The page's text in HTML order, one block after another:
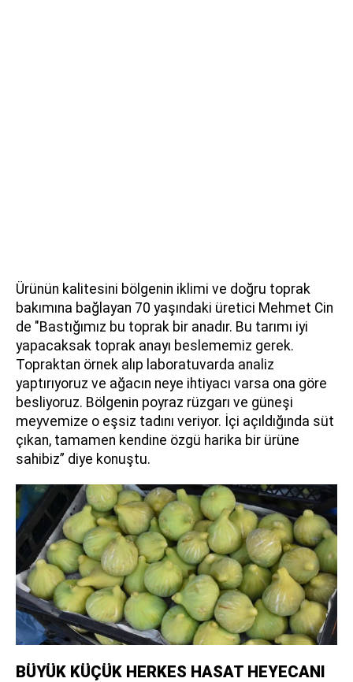
Ürünün kalitesini bölgenin iklimi ve doğru toprak
bakımına bağlayan 70 yaşındaki üretici Mehmet Cin
de "Bastığımız bu toprak bir anadır. Bu tarımı iyi
yapacaksak toprak anayı beslememiz gerek.
Topraktan örnek alıp laboratuvarda analiz
yaptırıyoruz ve ağacın neye ihtiyacı varsa ona göre
besliyoruz. Bölgenin poyraz rüzgarı ve güneşi
meyvemize o eşsiz tadını veriyor. İçi açıldığında süt
çıkan, tamamen kendine özgü harika bir ürüne
sahibiz” diye konuştu.
BÜYÜK KÜÇÜK HERKES HASAT HEYECANI